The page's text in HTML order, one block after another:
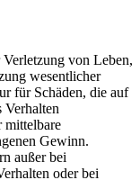
von Leben,
wesentlicher
für Schäden, die auf
Verhalten
mittelbare
Gewinn.
außer bei
oder bei